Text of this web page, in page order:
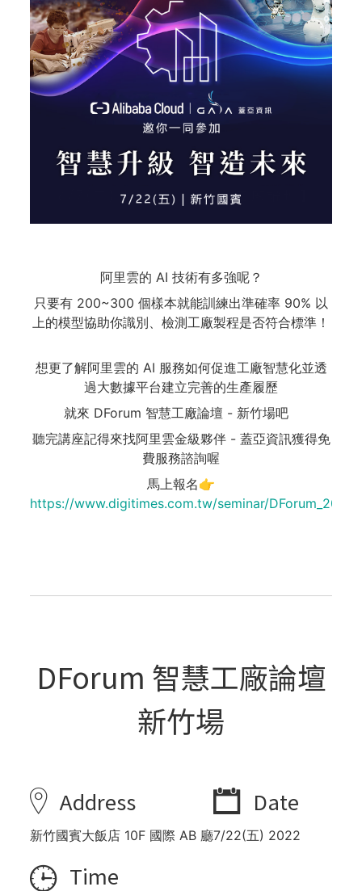
阿里雲的 AI 技術有多強呢？
只要有 200~300 個樣本就能訓練出準確率 90% 以
上的模型協助你識別、檢測工廠製程是否符合標準！
想更了解阿里雲的 AI 服務如何促進工廠智慧化並透
過大數據平台建立完善的生產履歷
就來 DForum 智慧工廠論壇 - 新竹場吧⠀
聽完講座記得來找阿里雲金級夥伴 - 蓋亞資訊獲得免
費服務諮詢喔
馬上報名👉
https://www.digitimes.com.tw/seminar/
DForum 智慧工廠論壇
新竹場
Address
新竹國賓大飯店 10F 國際 AB 廳
Date
7/22(五) 2022
Time